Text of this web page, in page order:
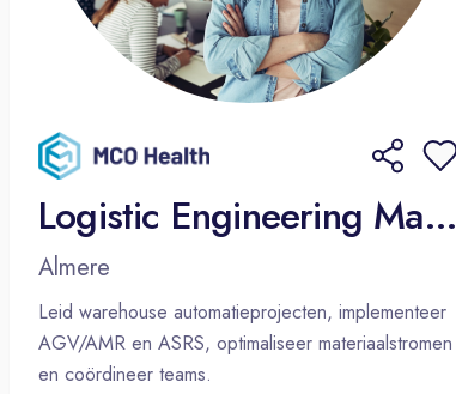
Logistic Engineering Manager
Almere
Leid warehouse automatieprojecten, implementeer
AGV/AMR en ASRS, optimaliseer materiaalstromen
en coördineer teams.